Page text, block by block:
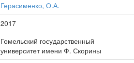
Герасименко, О.А.
2017
Гомельский государственный
университет имени Ф. Скорины